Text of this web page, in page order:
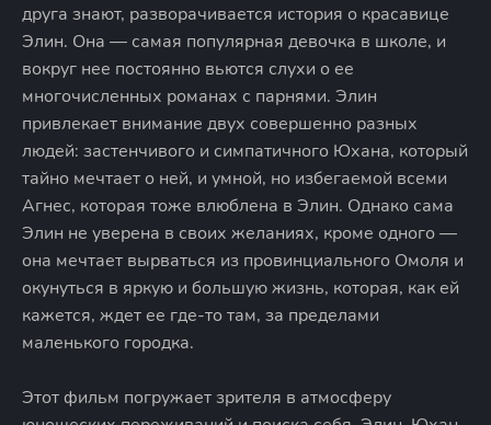
друга знают, разворачивается история о красавице
Элин. Она — самая популярная девочка в школе, и
вокруг нее постоянно вьются слухи о ее
многочисленных романах с парнями. Элин
привлекает внимание двух совершенно разных
людей: застенчивого и симпатичного Юхана, который
тайно мечтает о ней, и умной, но избегаемой всеми
Агнес, которая тоже влюблена в Элин. Однако сама
Элин не уверена в своих желаниях, кроме одного —
она мечтает вырваться из провинциального Омоля и
окунуться в яркую и большую жизнь, которая, как ей
кажется, ждет ее где-то там, за пределами
маленького городка.
Этот фильм погружает зрителя в атмосферу